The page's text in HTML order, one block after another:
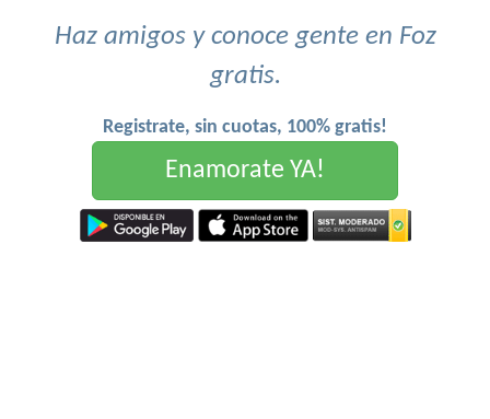
Haz amigos y conoce gente en Foz
gratis.
Registrate, sin cuotas, 100% gratis!
Enamorate YA!